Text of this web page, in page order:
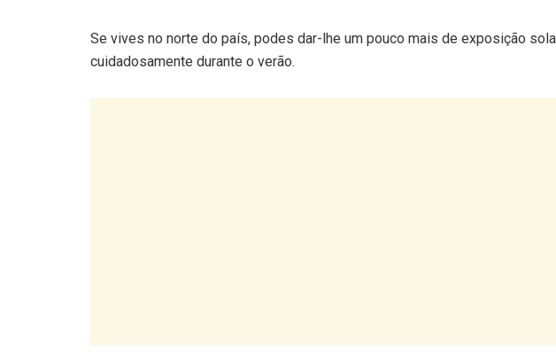
Se vives no norte do país, podes dar-lhe um pouco mais de exposição
cuidadosamente durante o verão.